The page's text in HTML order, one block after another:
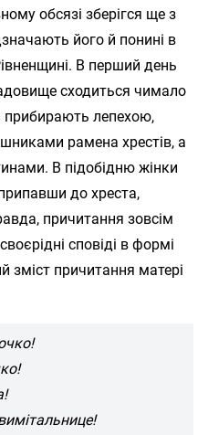
обсязі зберігся ще з
його й понині в
В перший день
сходиться чимало
лепехою,
рамена хрестів, а
В підобідню жінки
до хреста,
причитання зовсім
сповіді в формі
зміст причитання матері